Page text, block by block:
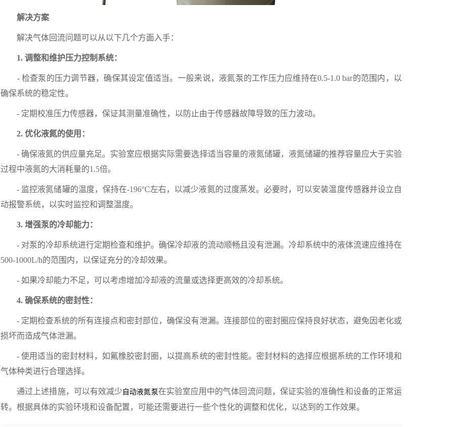
解决方案
解决气体回流问题可以从以下几个方面入手：
1. 调整和维护压力控制系统：
- 检查泵的压力调节器，确保其设定值适当。一般来说，液氮泵的工作压力应维持在0.5-1.0 bar的范围内，以
确保系统的稳定性。
- 定期校准压力传感器，保证其测量准确性，以防止由于传感器故障导致的压力波动。
2. 优化液氮的使用：
- 确保液氮的供应量充足。实验室应根据实际需要选择适当容量的液氮储罐，液氮储罐的推荐容量应大于实验
过程中液氮的大消耗量的1.5倍。
- 监控液氮储罐的温度，保持在-196°C左右，以减少液氮的过度蒸发。必要时，可以安装温度传感器并设立自
动报警系统，以实时监控和调整温度。
3. 增强泵的冷却能力：
- 对泵的冷却系统进行定期检查和维护。确保冷却液的流动顺畅且没有泄漏。冷却系统中的液体流速应维持在
500-1000L/h的范围内，以保证充分的冷却效果。
- 如果冷却能力不足，可以考虑增加冷却液的流量或选择更高效的冷却系统。
4. 确保系统的密封性：
- 定期检查系统的所有连接点和密封部位，确保没有泄漏。连接部位的密封圈应保持良好状态，避免因老化或
损坏而造成气体泄漏。
- 使用适当的密封材料，如氟橡胶密封圈，以提高系统的密封性能。密封材料的选择应根据系统的工作环境和
气体种类进行合理选择。
通过上述措施，可以有效减少 自动液氮泵在实验室应用中的气体回流问题，保证实验的准确性和设备的正常运
转。根据具体的实验环境和设备配置，可能还需要进行一些个性化的调整和优化，以达到的工作效果。